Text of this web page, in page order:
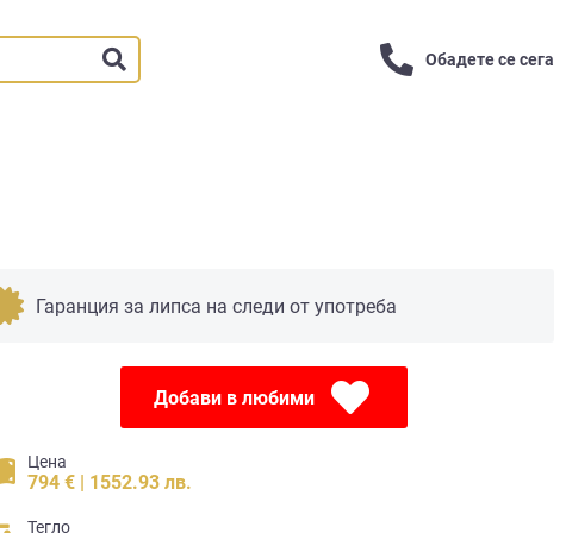
Обадете се сега
Гаранция за липса на следи от употреба
Добави в любими
Цена
794 € | 1552.93 лв.
Тегло